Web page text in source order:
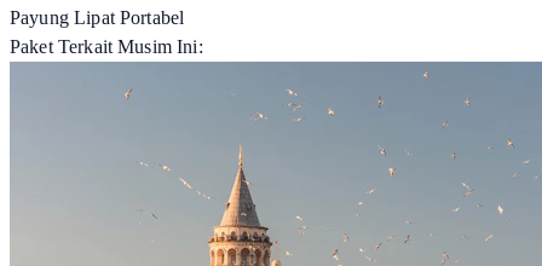
Payung Lipat Portabel
Paket Terkait Musim Ini: